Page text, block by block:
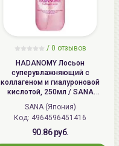
/ 0 отзывов
HADANOMY Лосьон
суперувлажняющий с
коллагеном и гиалуроновой
кислотой, 250мл / SANA
HADANOMY Collagen mist
SANA (Япония)
Код: 4964596451416
90.86 руб.